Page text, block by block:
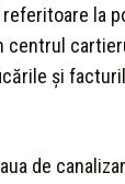
la
centrul
și
de